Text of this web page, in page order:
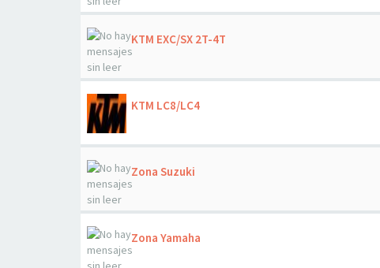
KTM EXC/SX 2T-4T
KTM LC8/LC4
Zona Suzuki
Zona Yamaha